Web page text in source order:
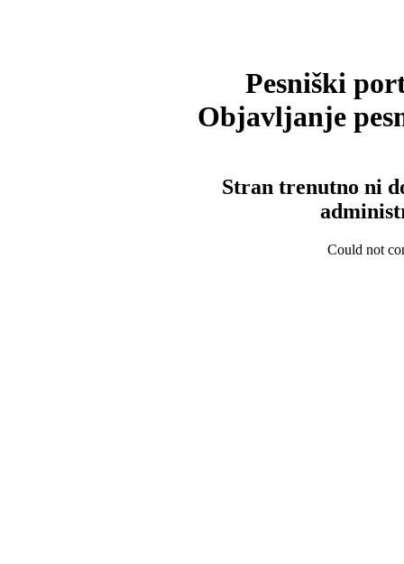
Pesniški
Objavljanje
Stran trenutno ni
Could not